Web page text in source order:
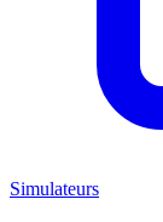
Simulateurs